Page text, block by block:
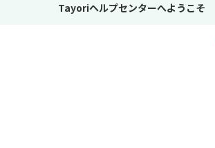
Tayoriヘルプセンターへようこそ